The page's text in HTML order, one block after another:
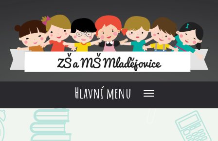
Hlavní menu